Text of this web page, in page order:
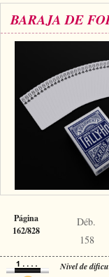
BARAJA DE
Página
162/828
Déb.
158
Nivel de